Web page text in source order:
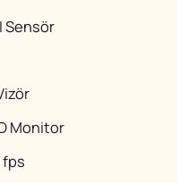
Sensör
Monitor
fps